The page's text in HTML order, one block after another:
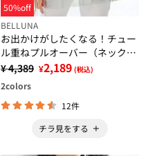
50%off
BELLUNA
お出かけがしたくなる！チュー
ル重ねプルオーバー（ネックレ
ス付）
¥ 4,389 ¥2,189 (税込)
2colors
12件
チラ見をする